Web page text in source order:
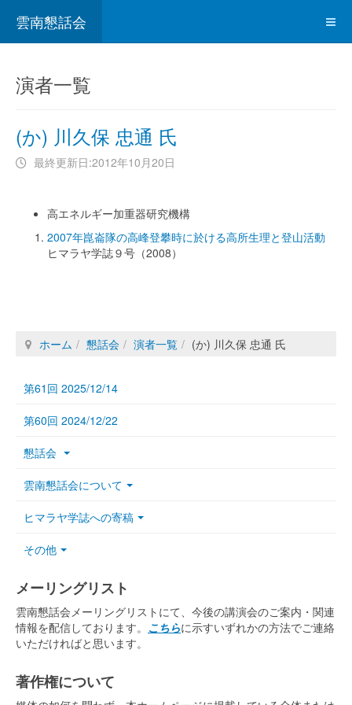
雲南懇話会
演者一覧
(か) 川久保 忠通 氏
最終更新日:2012年10月20日
高エネルギー加重器研究機構
2007年崑崙隊の高峰登攀時に於ける高所生理と登山活動
ヒマラヤ学誌９号（2008）
ホーム 懇話会 演者一覧 (か) 川久保 忠通 氏
第61回 2025/12/14
第60回 2024/12/22
懇話会
雲南懇話会について
ヒマラヤ学誌への寄稿
その他
メーリングリスト
雲南懇話会メーリングリストにて、今後の講演会のご案内・関連
情報を配信しております。 こちらに示すいずれかの方法でご連絡
いただければと思います。
著作権について